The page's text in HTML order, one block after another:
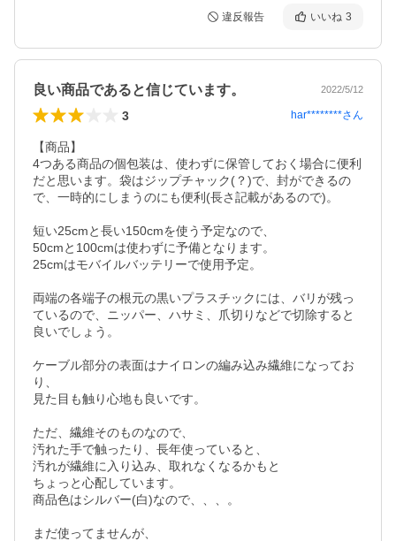
違反報告 いいね 3
良い商品であると信じています。 2022/5/12
3 har********さん
【商品】
4つある商品の個包装は、使わずに保管しておく場合に便利
だと思います。袋はジップチャック(？)で、封ができるの
で、一時的にしまうのにも便利(長さ記載があるので)。
短い25cmと長い150cmを使う予定なので、
50cmと100cmは使わずに予備となります。
25cmはモバイルバッテリーで使用予定。
両端の各端子の根元の黒いプラスチックには、バリが残っ
ているので、ニッパー、ハサミ、爪切りなどで切除すると
良いでしょう。
ケーブル部分の表面はナイロンの編み込み繊維になってお
り、
見た目も触り心地も良いです。
ただ、繊維そのものなので、
汚れた手で触ったり、長年使っていると、
汚れが繊維に入り込み、取れなくなるかもと
ちょっと心配しています。
商品色はシルバー(白)なので、、、。
まだ使ってませんが、